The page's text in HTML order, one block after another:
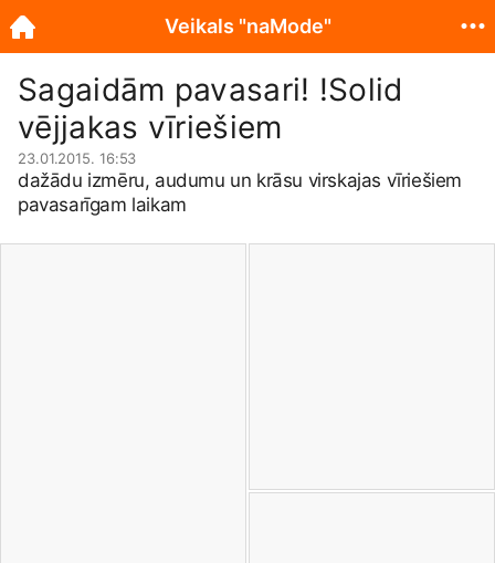
Sagaidām pavasari! !Solid
vējjakas vīriešiem
23.01.2015. 16:53
dažādu izmēru, audumu un krāsu virskajas vīriešiem
pavasarīgam laikam
Veikals "naMode"